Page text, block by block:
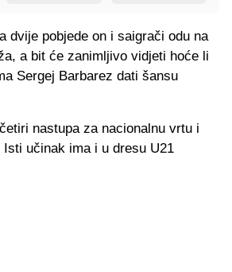
dvije pobjede on i saigrači odu na
a bit će zanimljivo vidjeti hoće li
Sergej Barbarez dati šansu
nastupa za nacionalnu vrtu i
Isti učinak ima i u dresu U21